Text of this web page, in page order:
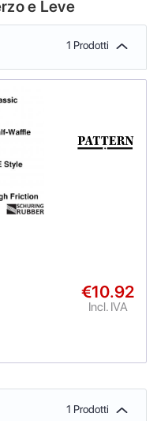
e Leve
1 Prodotti
€10.92
Incl. IVA
1 Prodotti